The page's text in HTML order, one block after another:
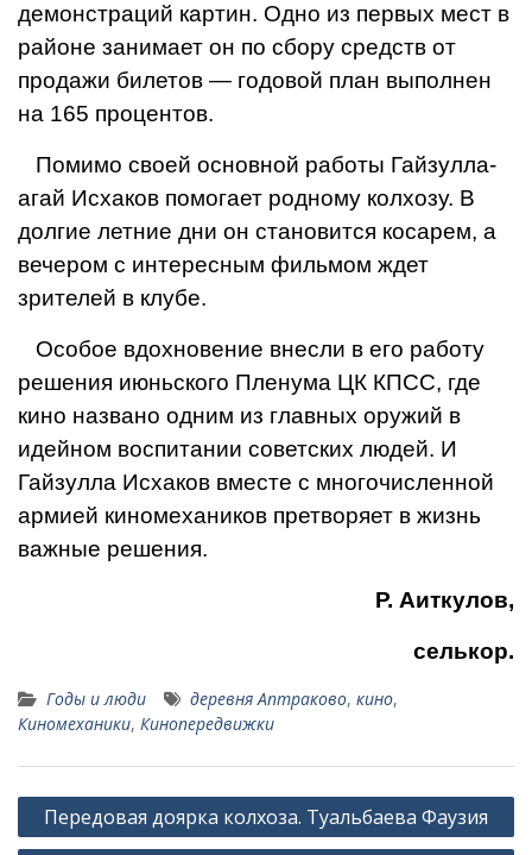
демонстраций картин. Одно из первых мест в
рай­оне занимает он по сбору средств от
продажи биле­тов — годовой план выполнен
на 165 процентов.
Помимо своей основной работы Гайзулла-
агай Исха­ков помогает родному кол­хозу. В
долгие летние дни он становится косарем, а
вече­ром с интересным фильмом ждет
зрителей в клубе.
Особое вдохновение внес­ли в его работу
решения июньского Пленума ЦК КПСС, где
кино названо од­ним из главных оружий в
идейном воспитании совет­ских людей. И
Гайзулла Ис­хаков вместе с многочислен­ной
армией киномехаников претворяет в жизнь
важные решения.
Р. Аиткулов,
селькор.
Годы и люди деревня Аптраково, кино,
Киномеханики, Кинопередвижки
Навигация
по
Передовая доярка колхоза. Туальбаева Фаузия